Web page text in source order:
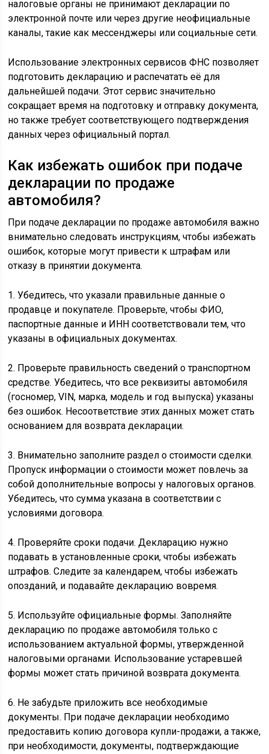
налоговые органы не принимают декларации по
электронной почте или через другие неофициальные
каналы, такие как мессенджеры или социальные сети.
Использование электронных сервисов ФНС позволяет
подготовить декларацию и распечатать её для
дальнейшей подачи. Этот сервис значительно
сокращает время на подготовку и отправку документа,
но также требует соответствующего подтверждения
данных через официальный портал.
Как избежать ошибок при подаче
декларации по продаже
автомобиля?
При подаче декларации по продаже автомобиля важно
внимательно следовать инструкциям, чтобы избежать
ошибок, которые могут привести к штрафам или
отказу в принятии документа.
1. Убедитесь, что указали правильные данные о
продавце и покупателе. Проверьте, чтобы ФИО,
паспортные данные и ИНН соответствовали тем, что
указаны в официальных документах.
2. Проверьте правильность сведений о транспортном
средстве. Убедитесь, что все реквизиты автомобиля
(госномер, VIN, марка, модель и год выпуска) указаны
без ошибок. Несоответствие этих данных может стать
основанием для возврата декларации.
3. Внимательно заполните раздел о стоимости сделки.
Пропуск информации о стоимости может повлечь за
собой дополнительные вопросы у налоговых органов.
Убедитесь, что сумма указана в соответствии с
условиями договора.
4. Проверяйте сроки подачи. Декларацию нужно
подавать в установленные сроки, чтобы избежать
штрафов. Следите за календарем, чтобы избежать
опозданий, и подавайте декларацию вовремя.
5. Используйте официальные формы. Заполняйте
декларацию по продаже автомобиля только с
использованием актуальной формы, утвержденной
налоговыми органами. Использование устаревшей
формы может стать причиной возврата документа.
6. Не забудьте приложить все необходимые
документы. При подаче декларации необходимо
предоставить копию договора купли-продажи, а также,
при необходимости, документы, подтверждающие